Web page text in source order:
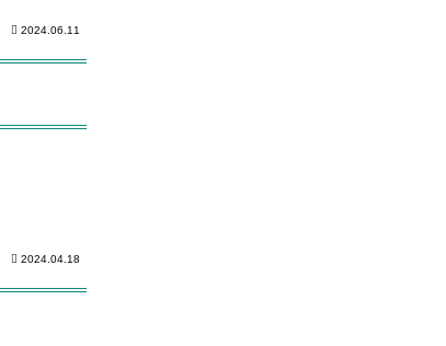
2024.06.11
2024.04.18